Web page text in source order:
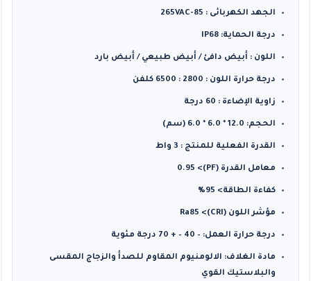
الجهد الكهربائى : 85-265VAC
درجة الحماية: IP68
اللون : أبيض دافئ / أبيض طبيعي / أبيض بارد
درجة حرارة اللون : 2800 : 6500 كلفن
زاوية الإضاءة : 60 درجة
الحجم: 12.0 * 6.0 * 6.0 (سم)
القدرة الفعلية للمنتج : 3 واط
معامل القدرة (PF)> 0.95
كفاءة الطاقة> 95٪
مؤشر اللون (CRI)> Ra85
درجة حرارة العمل: – 40 – + 70 درجة مئوية
مادة الغلاف: الالومنيوم المقاوم للصدأ والزجاج المقسى
والبلاستيك القوي